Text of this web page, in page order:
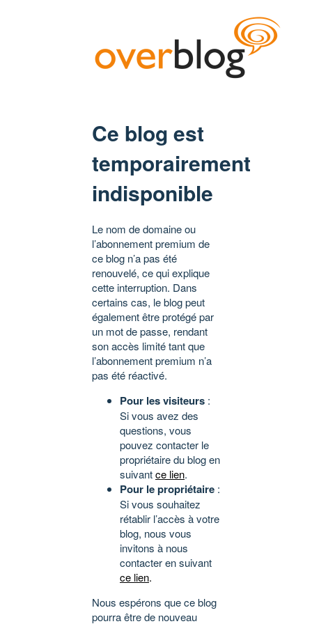
Ce blog est
temporairement
indisponible
Le nom de domaine ou
l’abonnement premium de
ce blog n’a pas été
renouvelé, ce qui explique
cette interruption. Dans
certains cas, le blog peut
également être protégé par
un mot de passe, rendant
son accès limité tant que
l’abonnement premium n’a
pas été réactivé.
Pour les visiteurs :
Si vous avez des
questions, vous
pouvez contacter le
propriétaire du blog en
suivantce lien.
Pour le propriétaire :
Si vous souhaitez
rétablir l’accès à votre
blog, nous vous
invitons à nous
contacter en suivant
ce lien.
Nous espérons que ce blog
pourra être de nouveau